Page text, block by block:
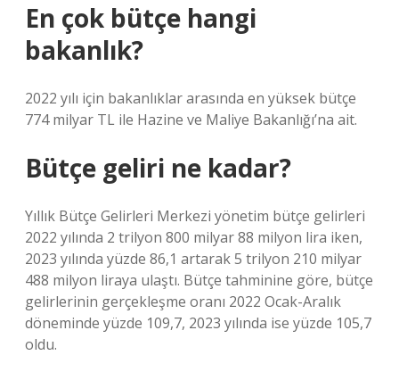
En çok bütçe hangi
bakanlık?
2022 yılı için bakanlıklar arasında en yüksek bütçe
774 milyar TL ile Hazine ve Maliye Bakanlığı’na ait.
Bütçe geliri ne kadar?
Yıllık Bütçe Gelirleri Merkezi yönetim bütçe gelirleri
2022 yılında 2 trilyon 800 milyar 88 milyon lira iken,
2023 yılında yüzde 86,1 artarak 5 trilyon 210 milyar
488 milyon liraya ulaştı. Bütçe tahminine göre, bütçe
gelirlerinin gerçekleşme oranı 2022 Ocak-Aralık
döneminde yüzde 109,7, 2023 yılında ise yüzde 105,7
oldu.